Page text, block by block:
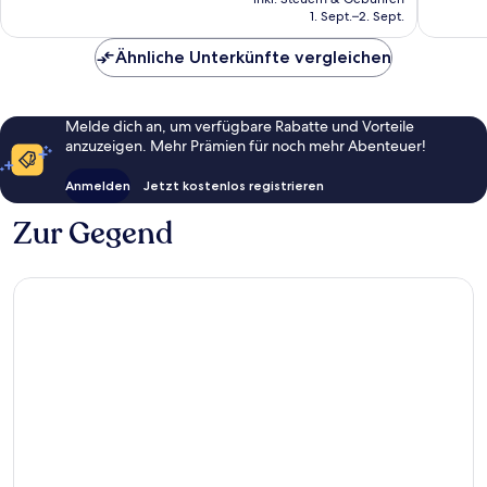
beträgt
1. Sept.–2. Sept.
Ähnliche Unterkünfte vergleichen
Melde dich an, um verfügbare Rabatte und Vorteile
anzuzeigen. Mehr Prämien für noch mehr Abenteuer!
Anmelden Jetzt kostenlos registrieren
Zur Gegend